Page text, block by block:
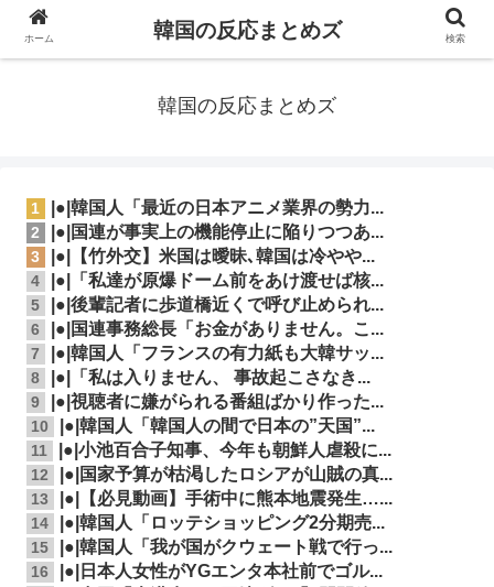
韓国の反応まとめズ
1 |●|韓国人「最近の日本アニメ業界の勢力...
2 |●|国連が事実上の機能停止に陥りつつあ...
3 |●|【竹外交】米国は曖昧､韓国は冷やや...
4 |●|「私達が原爆ドーム前をあけ渡せば核...
5 |●|後輩記者に歩道橋近くで呼び止められ...
6 |●|国連事務総長「お金がありません。こ...
7 |●|韓国人「フランスの有力紙も大韓サッ...
8 |●|「私は入りません、 事故起こさなき...
9 |●|視聴者に嫌がられる番組ばかり作った...
10 |●|韓国人「韓国人の間で日本の”天国”...
11 |●|小池百合子知事、今年も朝鮮人虐殺に...
12 |●|国家予算が枯渇したロシアが山賊の真...
13 |●|【必見動画】手術中に熊本地震発生…...
14 |●|韓国人「ロッテショッピング2分期売...
15 |●|韓国人「我が国がクウェート戦で行っ...
16 |●|日本人女性がYGエンタ本社前でゴル...
ホーム 韓国の反応まとめズ 検索